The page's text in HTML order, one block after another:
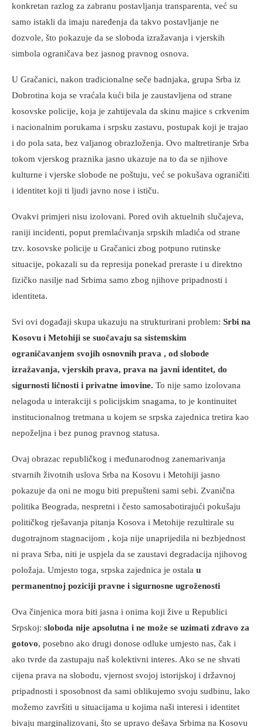
konkretan razlog za zabranu postavljanja transparenta, već su
samo istakli da imaju naređenja da takvo postavljanje ne
dozvole, što pokazuje da se sloboda izražavanja i vjerskih
simbola ograničava bez jasnog pravnog osnova.
U Gračanici, nakon tradicionalne seče badnjaka, grupa Srba iz
Dobrotina koja se vraćala kući bila je zaustavljena od strane
kosovske policije, koja je zahtijevala da skinu majice s crkvenim
i nacionalnim porukama i srpsku zastavu, postupak koji je trajao
i do pola sata, bez valjanog obrazloženja. Ovo maltretiranje Srba
tokom vjerskog praznika jasno ukazuje na to da se njihove
kulturne i vjerske slobode ne poštuju, već se pokušava ograničiti
i identitet koji ti ljudi javno nose i ističu.
Ovakvi primjeri nisu izolovani. Pored ovih aktuelnih slučajeva,
raniji incidenti, poput premlaćivanja srpskih mladića od strane
tzv. kosovske policije u Gračanici zbog potpuno rutinske
situacije, pokazali su da represija ponekad preraste i u direktno
fizičko nasilje nad Srbima samo zbog njihove pripadnosti i
identiteta.
Svi ovi događaji skupa ukazuju na strukturirani problem: Srbi na
Kosovu i Metohiji se suočavaju sa sistemskim
ograničavanjem svojih osnovnih prava , od slobode
izražavanja, vjerskih prava, prava na javni identitet, do
sigurnosti ličnosti i privatne imovine. To nije samo izolovana
nelagoda u interakciji s policijskim snagama, to je kontinuitet
institucionalnog tretmana u kojem se srpska zajednica tretira kao
nepoželjna i bez punog pravnog statusa.
Ovaj obrazac republičkog i međunarodnog zanemarivanja
stvarnih životnih uslova Srba na Kosovu i Metohiji jasno
pokazuje da oni ne mogu biti prepušteni sami sebi. Zvanična
politika Beograda, nespretni i često samosabotirajući pokušaju
političkog rješavanja pitanja Kosova i Metohije rezultirale su
dugotrajnom stagnacijom , koja nije unaprijedila ni bezbjednost
ni prava Srba, niti je uspjela da se zaustavi degradacija njihovog
položaja. Umjesto toga, srpska zajednica je ostala u
permanentnoj poziciji pravne i sigurnosne ugroženosti
Ova činjenica mora biti jasna i onima koji žive u Republici
Srpskoj: sloboda nije apsolutna i ne može se uzimati zdravo za
gotovo, posebno ako drugi donose odluke umjesto nas, čak i
ako tvrde da zastupaju naš kolektivni interes. Ako se ne shvati
cijena prava na slobodu, vjernost svojoj istorijskoj i državnoj
pripadnosti i sposobnost da sami oblikujemo svoju sudbinu, lako
možemo završiti u situacijama u kojima naši interesi i identitet
bivaju marginalizovani, što se upravo dešava Srbima na Kosovu